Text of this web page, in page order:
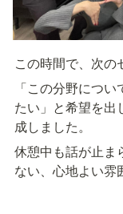
この時間で、次の
「この分野につ
たい」と希望を出
成しました。
休憩中も話が止ま
ない、心地よい雰